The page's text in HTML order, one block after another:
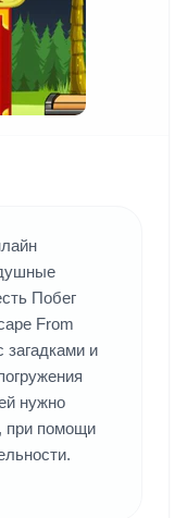
Побег
From
загадками и
нужно
при помощи